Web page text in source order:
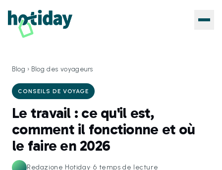
Blog › Blog des voyageurs
CONSEILS DE VOYAGE
Le travail : ce qu'il est,
comment il fonctionne et où
le faire en 2026
Redazione Hotiday·6 temps de lecture